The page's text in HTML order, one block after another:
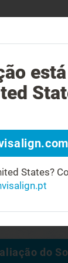
do
States?